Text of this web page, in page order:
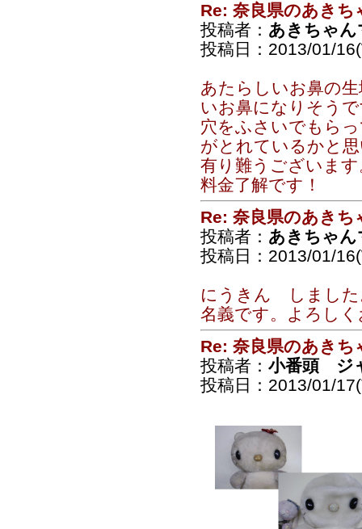
Re: 奈良県のあきち
投稿者： あきちゃん
投稿日：2013/01/
あたらしいお鼻の
いお鼻になりそう
穴をふさいでもら
がとれているかと
有り難うございます
料金了解です！
Re: 奈良県のあきち
投稿者： あきちゃん
投稿日：2013/01/
にうきん しまし
名義です。よろし
Re: 奈良県のあきち
投稿者： 小番頭 ジ
投稿日：2013/01/